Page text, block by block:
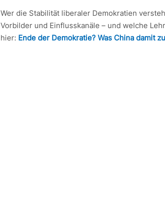
Wer die Stabilität liberaler Demokratien
Vorbilder und Einflusskanäle – und welche
hier: Ende der Demokratie? Was China damit